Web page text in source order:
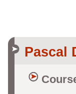
Pascal